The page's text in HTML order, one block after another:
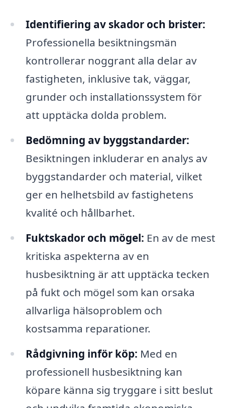
Identifiering av skador och brister:
Professionella besiktningsmän
kontrollerar noggrant alla delar av
fastigheten, inklusive tak, väggar,
grunder och installationssystem för
att upptäcka dolda problem.
Bedömning av byggstandarder:
Besiktningen inkluderar en analys av
byggstandarder och material, vilket
ger en helhetsbild av fastighetens
kvalité och hållbarhet.
Fuktskador och mögel: En av de mest
kritiska aspekterna av en
husbesiktning är att upptäcka tecken
på fukt och mögel som kan orsaka
allvarliga hälsoproblem och
kostsamma reparationer.
Rådgivning inför köp: Med en
professionell husbesiktning kan
köpare känna sig tryggare i sitt beslut